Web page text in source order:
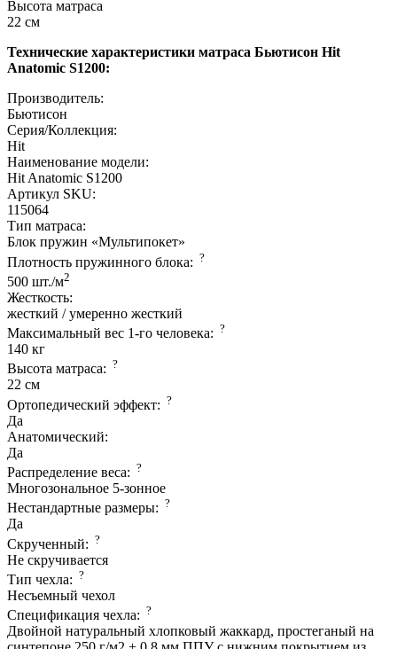
Высота матраса
22 см
Технические характеристики матраса Бьютисон Hit
Anatomic S1200:
Производитель:
Бьютисон
Серия/Коллекция:
Hit
Наименование модели:
Hit Anatomic S1200
Артикул SKU:
115064
Тип матраса:
Блок пружин «Мультипокет»
Плотность пружинного блока: ?
500 шт./м2
Жесткость:
жесткий / умеренно жесткий
Максимальный вес 1-го человека: ?
140 кг
Высота матраса: ?
22 см
Ортопедический эффект: ?
Да
Анатомический:
Да
Распределение веса: ?
Многозональное 5-зонное
Нестандартные размеры: ?
Да
Скрученный: ?
Не скручивается
Тип чехла: ?
Несъемный чехол
Спецификация чехла: ?
Двойной натуральный хлопковый жаккард, простеганый на